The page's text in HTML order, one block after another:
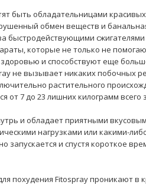
быть обладательницами
обмен веществ и
быстродействующими
которые не только не
и способствуют еще
не вызывает никаких побочных
растительного
от 7 до 23 лишних килограмм всего
и обладает приятными
нагрузками или какими-
запускается и спустя короткое
похудения Fitospray проникают в